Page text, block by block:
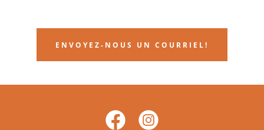
ENVOYEZ-NOUS UN COURRIEL!